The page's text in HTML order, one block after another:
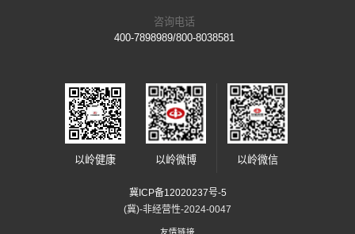
咨询电话
400-7898989/800-8038581
以岭健康 以岭微博 以岭微信
冀ICP备12020237号-5
(冀)-非经营性-2024-0047
友情链接